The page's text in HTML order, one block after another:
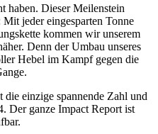
haben. Dieser Meilenstein
jeder eingesparten Tonne
kommen wir unserem
Denn der Umbau unseres
Hebel im Kampf gegen die
einzige spannende Zahl und
Der ganze Impact Report ist